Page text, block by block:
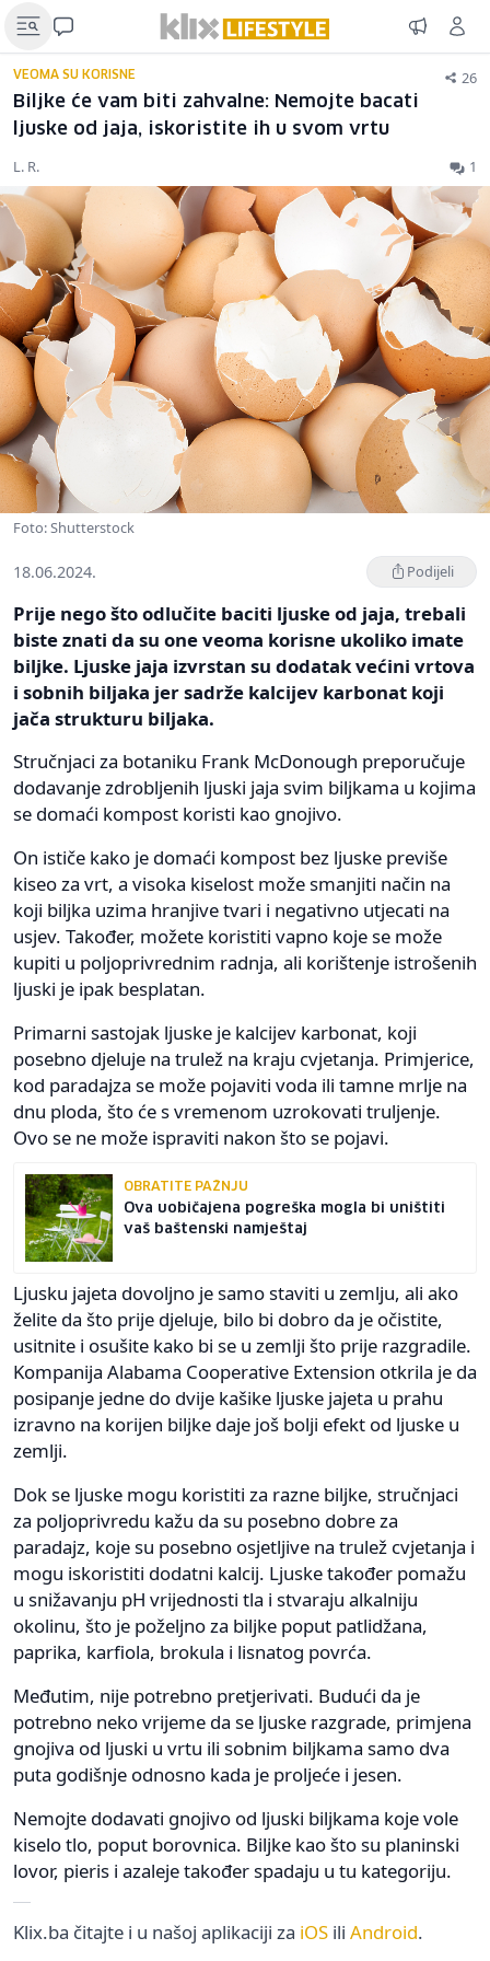
VEOMA SU KORISNE 26
Biljke će vam biti zahvalne: Nemojte bacati
ljuske od jaja, iskoristite ih u svom vrtu
L. R. 1
Foto: Shutterstock
18.06.2024. Podijeli
Prije nego što odlučite baciti ljuske od jaja, trebali
biste znati da su one veoma korisne ukoliko imate
biljke. Ljuske jaja izvrstan su dodatak većini vrtova
i sobnih biljaka jer sadrže kalcijev karbonat koji
jača strukturu biljaka.
Stručnjaci za botaniku Frank McDonough preporučuje
dodavanje zdrobljenih ljuski jaja svim biljkama u kojima
se domaći kompost koristi kao gnojivo.
On ističe kako je domaći kompost bez ljuske previše
kiseo za vrt, a visoka kiselost može smanjiti način na
koji biljka uzima hranjive tvari i negativno utjecati na
usjev. Također, možete koristiti vapno koje se može
kupiti u poljoprivrednim radnja, ali korištenje istrošenih
ljuski je ipak besplatan.
Primarni sastojak ljuske je kalcijev karbonat, koji
posebno djeluje na trulež na kraju cvjetanja. Primjerice,
kod paradajza se može pojaviti voda ili tamne mrlje na
dnu ploda, što će s vremenom uzrokovati truljenje.
Ovo se ne može ispraviti nakon što se pojavi.
OBRATITE PAŽNJU
Ova uobičajena pogreška mogla bi uništiti
vaš baštenski namještaj
Ljusku jajeta dovoljno je samo staviti u zemlju, ali ako
želite da što prije djeluje, bilo bi dobro da je očistite,
usitnite i osušite kako bi se u zemlji što prije razgradile.
Kompanija Alabama Cooperative Extension otkrila je da
posipanje jedne do dvije kašike ljuske jajeta u prahu
izravno na korijen biljke daje još bolji efekt od ljuske u
zemlji.
Dok se ljuske mogu koristiti za razne biljke, stručnjaci
za poljoprivredu kažu da su posebno dobre za
paradajz, koje su posebno osjetljive na trulež cvjetanja i
mogu iskoristiti dodatni kalcij. Ljuske također pomažu
u snižavanju pH vrijednosti tla i stvaraju alkalniju
okolinu, što je poželjno za biljke poput patlidžana,
paprika, karfiola, brokula i lisnatog povrća.
Međutim, nije potrebno pretjerivati. Budući da je
potrebno neko vrijeme da se ljuske razgrade, primjena
gnojiva od ljuski u vrtu ili sobnim biljkama samo dva
puta godišnje odnosno kada je proljeće i jesen.
Nemojte dodavati gnojivo od ljuski biljkama koje vole
kiselo tlo, poput borovnica. Biljke kao što su planinski
lovor, pieris i azaleje također spadaju u tu kategoriju.
Klix.ba čitajte i u našoj aplikaciji za iOS ili Android.